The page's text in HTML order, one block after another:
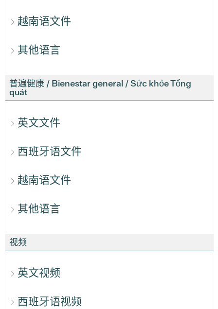
越南语文件
其他语言
普遍健康 / Bienestar general / Sức khỏe Tổng
quát
英文文件
西班牙语文件
越南语文件
其他语言
视频
英文视频
西班牙语视频